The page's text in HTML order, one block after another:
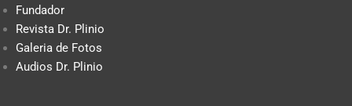
Fundador
Revista Dr. Plinio
Galeria de Fotos
Audios Dr. Plinio